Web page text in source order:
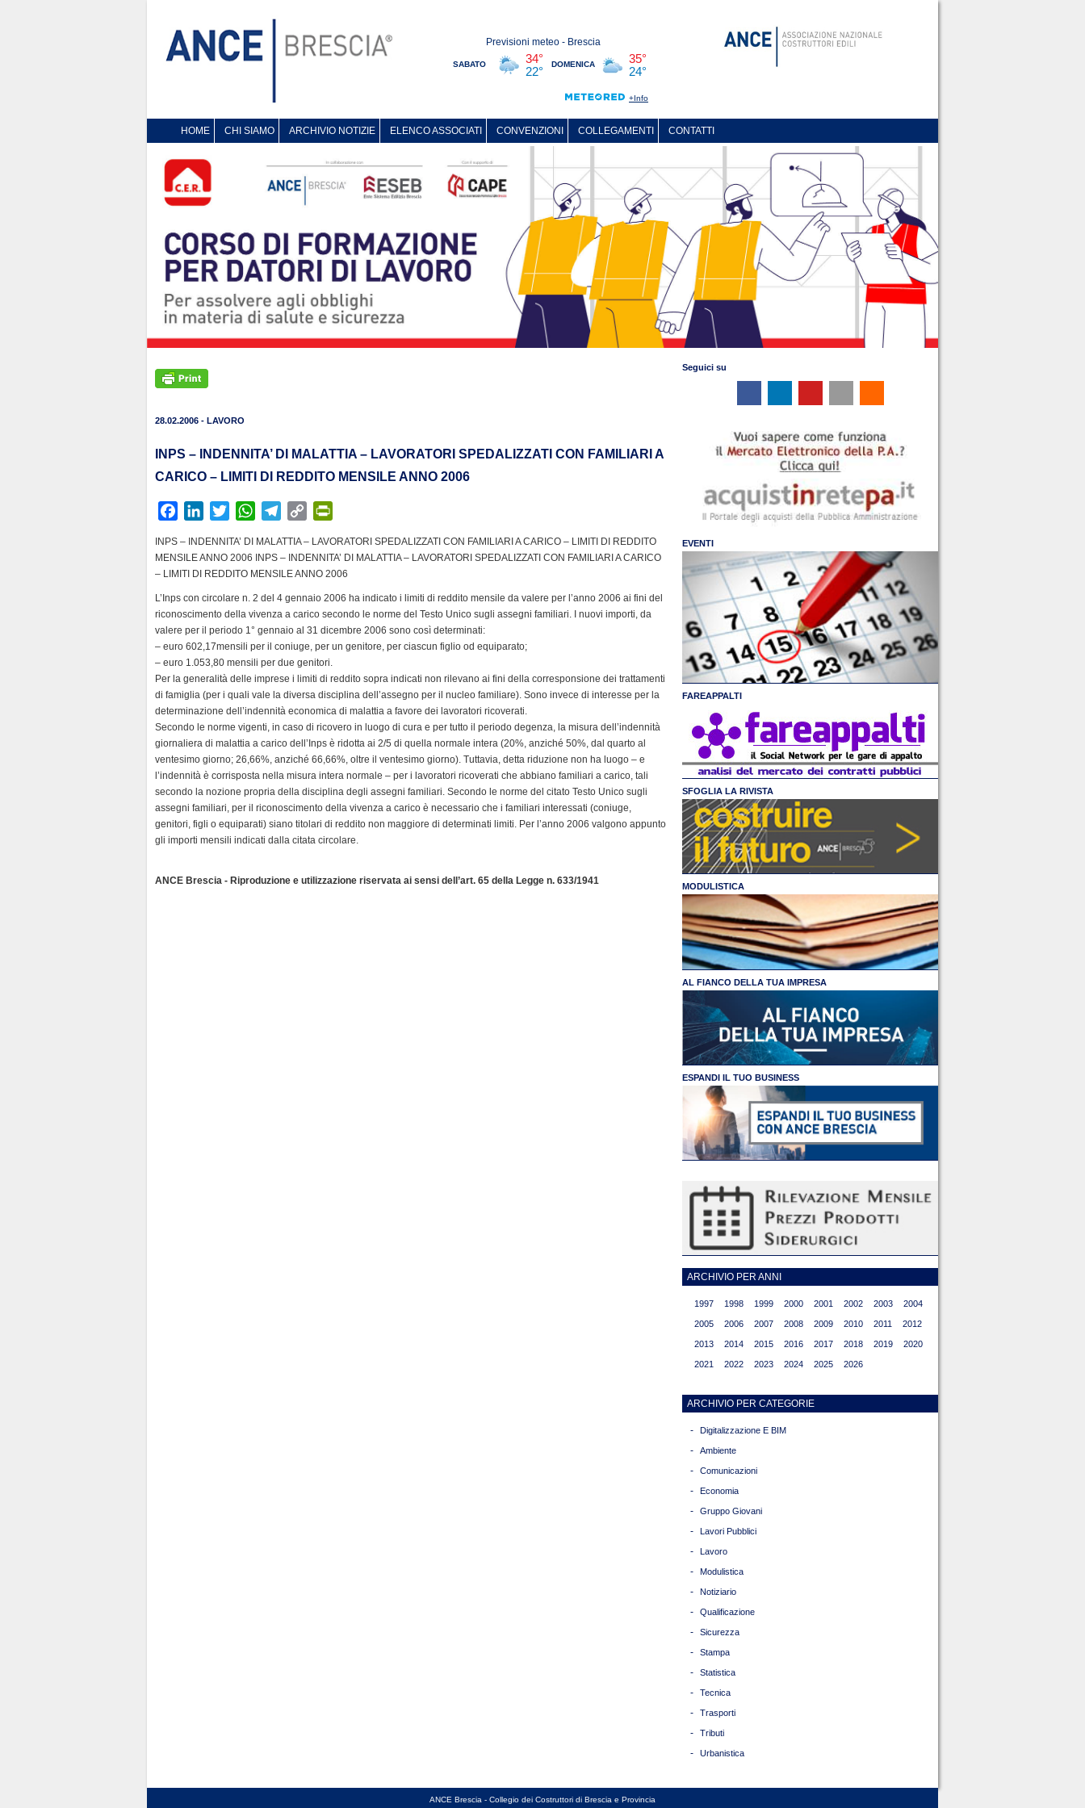
HOME CHI SIAMO ARCHIVIO NOTIZIE ELENCO ASSOCIATI CONVENZIONI COLLEGAMENTI CONTATTI
28.02.2006 - LAVORO
INPS – INDENNITA’ DI MALATTIA – LAVORATORI SPEDALIZZATI CON FAMILIARI A
CARICO – LIMITI DI REDDITO MENSILE ANNO 2006
e
o
k
n
k
I
n
i
t
e
r
W
a
t
p
p
l
e
a
m
C
p
y
i
n
k
i
n
r
i
n
d
l
y
INPS – INDENNITA’ DI MALATTIA – LAVORATORI SPEDALIZZATI CON FAMILIARI A CARICO – LIMITI DI REDDITO
MENSILE ANNO 2006 INPS – INDENNITA’ DI MALATTIA – LAVORATORI SPEDALIZZATI CON FAMILIARI A CARICO
– LIMITI DI REDDITO MENSILE ANNO 2006
L’Inps con circolare n. 2 del 4 gennaio 2006 ha indicato i limiti di reddito mensile da valere per l’anno 2006 ai fini del
riconoscimento della vivenza a carico secondo le norme del Testo Unico sugli assegni familiari. I nuovi importi, da
valere per il periodo 1° gennaio al 31 dicembre 2006 sono così determinati:
– euro 602,17mensili per il coniuge, per un genitore, per ciascun figlio od equiparato;
– euro 1.053,80 mensili per due genitori.
Per la generalità delle imprese i limiti di reddito sopra indicati non rilevano ai fini della corresponsione dei trattamenti
di famiglia (per i quali vale la diversa disciplina dell’assegno per il nucleo familiare). Sono invece di interesse per la
determinazione dell’indennità economica di malattia a favore dei lavoratori ricoverati.
Secondo le norme vigenti, in caso di ricovero in luogo di cura e per tutto il periodo degenza, la misura dell’indennità
giornaliera di malattia a carico dell’Inps è ridotta ai 2/5 di quella normale intera (20%, anziché 50%, dal quarto al
ventesimo giorno; 26,66%, anziché 66,66%, oltre il ventesimo giorno). Tuttavia, detta riduzione non ha luogo – e
l’indennità è corrisposta nella misura intera normale – per i lavoratori ricoverati che abbiano familiari a carico, tali
secondo la nozione propria della disciplina degli assegni familiari. Secondo le norme del citato Testo Unico sugli
assegni familiari, per il riconoscimento della vivenza a carico è necessario che i familiari interessati (coniuge,
genitori, figli o equiparati) siano titolari di reddito non maggiore di determinati limiti. Per l’anno 2006 valgono appunto
gli importi mensili indicati dalla citata circolare.
ANCE Brescia - Riproduzione e utilizzazione riservata ai sensi dell’art. 65 della Legge n. 633/1941
Seguici su
EVENTI
FAREAPPALTI
SFOGLIA LA RIVISTA
MODULISTICA
AL FIANCO DELLA TUA IMPRESA
ESPANDI IL TUO BUSINESS
ARCHIVIO PER ANNI
1997 1998 1999 2000 2001 2002 2003 2004
2005 2006 2007 2008 2009 2010 2011 2012
2013 2014 2015 2016 2017 2018 2019 2020
2021 2022 2023 2024 2025 2026
ARCHIVIO PER CATEGORIE
- Digitalizzazione E BIM
- Ambiente
- Comunicazioni
- Economia
- Gruppo Giovani
- Lavori Pubblici
- Lavoro
- Modulistica
- Notiziario
- Qualificazione
- Sicurezza
- Stampa
- Statistica
- Tecnica
- Trasporti
- Tributi
- Urbanistica
ANCE Brescia - Collegio dei Costruttori di Brescia e Provincia